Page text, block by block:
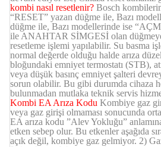
kombi nasıl resetlenir? Bosch
“RESET” yazan düğme ile, Bazı
düğme ile, Bazı modellerinde ise
ile ANAHTAR SİMGESİ olan düğmeye
resetleme işlemi yapılabilir. Su basma
normal değerde olduğu halde arıza
bloğundaki emniyet termostatı (STB),
veya düşük basınç emniyet şalteri
sorun olabilir. Bu gibi durumda cihaza
bulunmadan mutlaka teknik servis
Kombi EA Arıza Kodu Kombiye gaz
veya gaz girişi olmaması sonucunda
EA arıza kodu ”Alev Yokluğu”
etken sebep olur. Bu etkenler aşağıda
açık değil, kombiye gaz gelmiyor. 2)